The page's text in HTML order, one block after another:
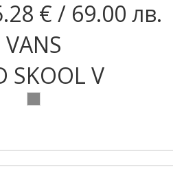
€ / 69.00 лв.
VANS
SKOOL V